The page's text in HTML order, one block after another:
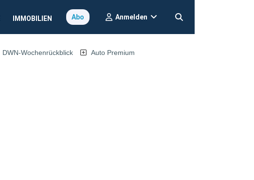
IMMOBILIEN Abo Anmelden
DWN-Wochenrückblick Auto Premium